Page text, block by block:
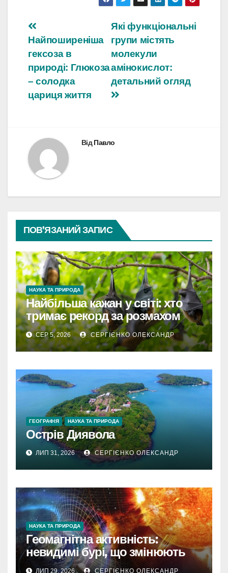
Навігація
записів
Які функціональні
групи містять
молекули
амінокислот:
детальний огляд
Найпоширеніша
гексоза в
природі: Глюкоза
– солодка
цариця життя
ВідПавло
ПОВ’ЯЗАНИЙ ЗАПИС
НАУКА ТА ПРИРОДА
Найбільша кажан у світі: хто
тримає рекорд за розмахом
крил
СЕР 5, 2026 СЕРГІЄНКО ОЛЕКСАНДР
ГЕОГРАФІЯ НАУКА ТА ПРИРОДА
Острів Диявола
ЛИП 31, 2026 СЕРГІЄНКО ОЛЕКСАНДР
НАУКА ТА ПРИРОДА
Геомагнітна активність:
невидимі бурі, що змінюють
наш світ
ЛИП 29, 2026 СЕРГІЄНКО ОЛЕКСАНДР